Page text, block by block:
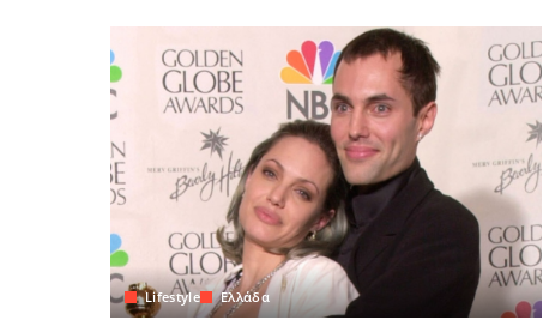
Lifestyle Ελλάδα